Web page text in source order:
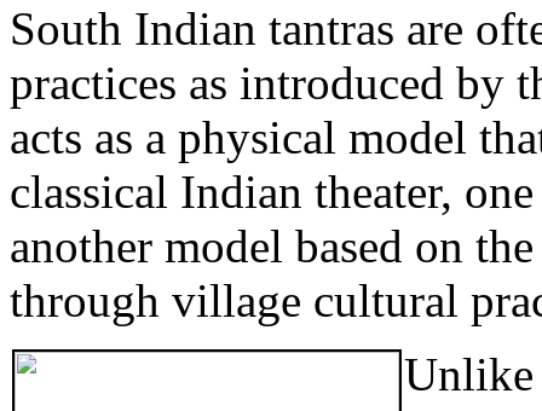
South Indian tantras are
practices as introduced by
acts as a physical model
classical Indian theater,
another model based on
through village cultural
Unlike